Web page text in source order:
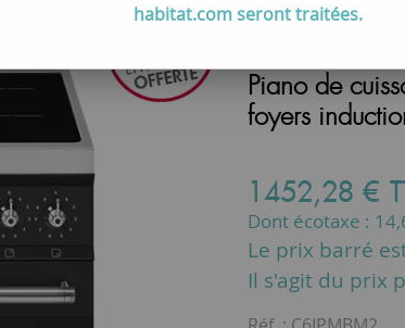
Piano de
foyers
1452,28 €
Dont écotaxe :
Le prix barré
Il s'agit du prix
habitat.com seront traitées.